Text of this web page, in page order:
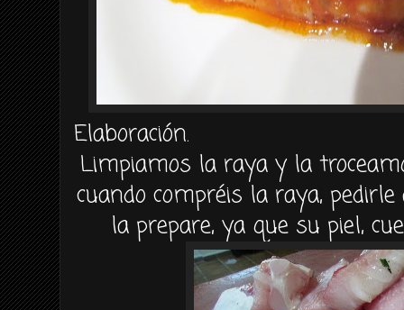
Elaboración.
Limpiamos la raya y la
cuando compréis la raya,
la prepare, ya que su piel,